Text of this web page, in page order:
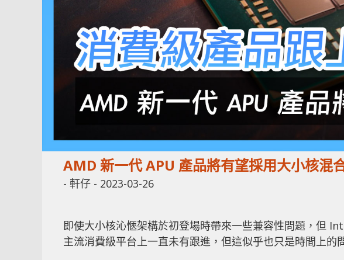
AMD 新一代 APU 產品將有望採用大小核混
- 軒仔 - 2023-03-26
即使大小核沁愜架構於初登場時帶來一些兼容性問題，但
主流消費級平台上一直未有跟進，但這似乎也只是時間上的